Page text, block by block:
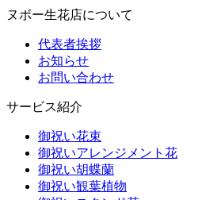
ヌボー生花店について
代表者挨拶
お知らせ
お問い合わせ
サービス紹介
御祝い花束
御祝いアレンジメント花
御祝い胡蝶蘭
御祝い観葉植物